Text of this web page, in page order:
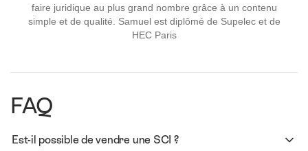
faire juridique au plus grand nombre grâce à un contenu
simple et de qualité. Samuel est diplômé de Supelec et de
HEC Paris
FAQ
Est-il possible de vendre une SCI ?